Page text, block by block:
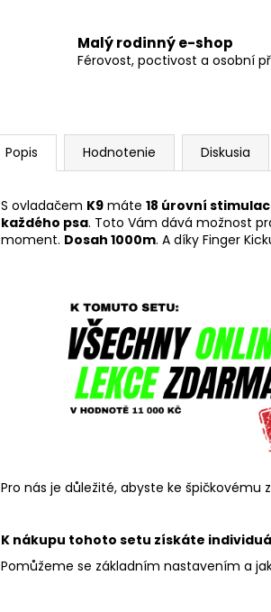
Malý rodinný e-shop
Férovost, poctivost a osobní
Popis Hodnotenie Diskusia
S ovladačem K9 máte 18 úrovní
každého psa. Toto Vám dává možnost
moment. Dosah 1000m. A díky Finger
Pro nás je důležité, abyste ke špičkovému
K nákupu tohoto setu získáte
Pomůžeme se základním nastavením a